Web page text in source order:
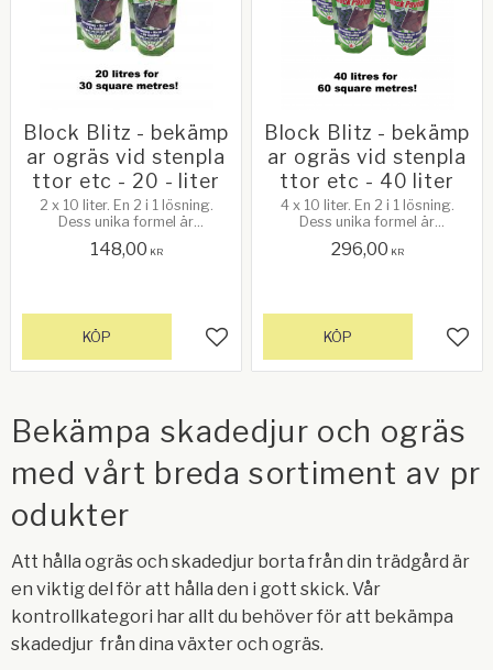
Block Blitz - bekämp
ar ogräs vid stenpla
ttor etc - 20 - liter
2 x 10 liter. En 2 i 1 lösning.
Dess unika formel är
helt enkelt med en vattenkanna.
148,00 KR
Lägg till i favoriter
KÖP
Block Blitz - bekämp
ar ogräs vid stenpla
ttor etc - 40 liter
4 x 10 liter. En 2 i 1 lösning.
Dess unika formel är
helt enkelt med en vattenkanna.
296,00 KR
KÖP
Bekämpa skadedjur och ogräs
med vårt breda sortiment av pr
odukter
Att hålla ogräs och skadedjur borta från din trädgård är
en viktig del för att hålla den i gott skick. Vår
kontrollkategori har allt du behöver för att bekämpa
skadedjur från dina växter och ogräs.